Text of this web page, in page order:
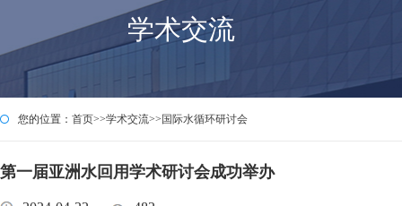
学术交流
您的位置： 首页>>学术交流>> 国际水循环研讨会
第一届亚洲水回用学术研讨会成功举办